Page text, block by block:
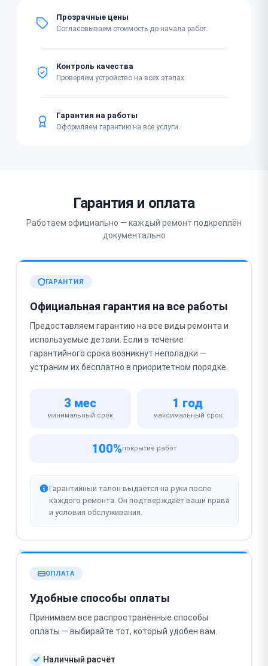
Прозрачные цены
Согласовываем стоимость до начала работ.
Контроль качества
Проверяем устройство на всех этапах.
Гарантия на работы
Оформляем гарантию на все услуги.
Гарантия и оплата
Работаем официально — каждый ремонт подкреплён
документально
ГАРАНТИЯ
Официальная гарантия на все работы
Предоставляем гарантию на все виды ремонта и
используемые детали. Если в течение
гарантийного срока возникнут неполадки —
устраним их бесплатно в приоритетном порядке.
3 мес
минимальный срок
1 год
максимальный срок
100%покрытие работ
Гарантийный талон выдаётся на руки после
каждого ремонта. Он подтверждает ваши права
и условия обслуживания.
ОПЛАТА
Удобные способы оплаты
Принимаем все распространённые способы
оплаты — выбирайте тот, который удобен вам.
Наличный расчёт